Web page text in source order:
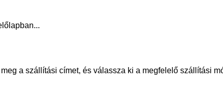
a szállítási címet, és válassza ki a megfelelő szállítási